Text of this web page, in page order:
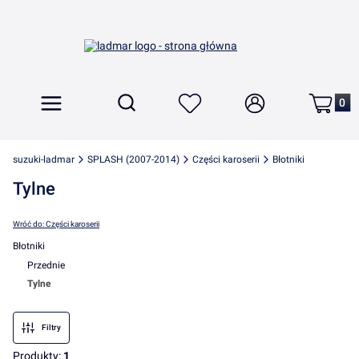
Menu Otwórz wyszukiwarkę
Szukaj Ulubione Zaloguj się Koszyk
suzuki-ladmar SPLASH (2007-2014) Części karoserii Błotniki
Tylne
Wróć do: Części karoserii
Błotniki
Przednie
Tylne
Filtry
Produkty: 1